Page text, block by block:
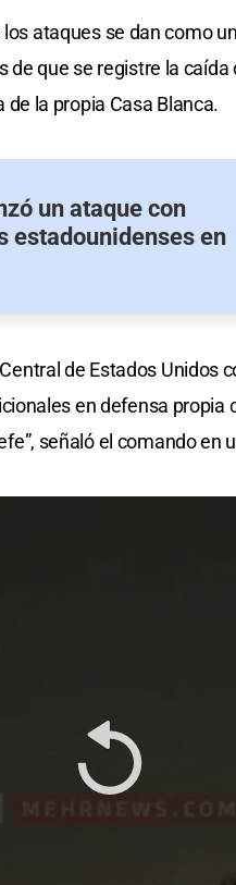
ataques se dan como
de que se registre la
la propia Casa Blanca.
un ataque con
estadounidenses en
de Estados Unidos
en defensa
señaló el comando en